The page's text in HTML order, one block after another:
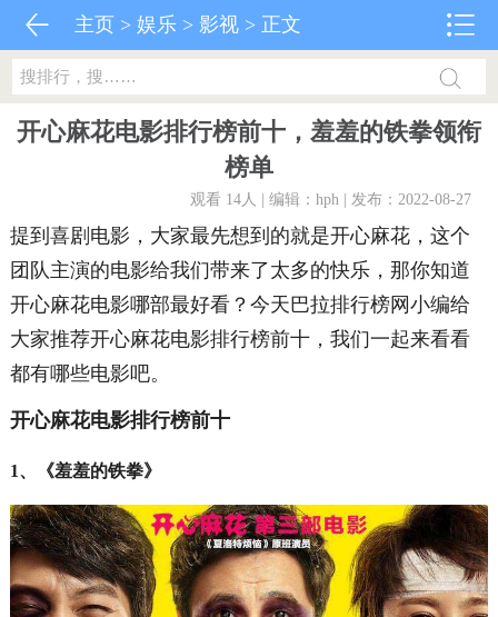
主页 >娱乐 >影视 > 正文
开心麻花电影排行榜前十，羞羞的铁拳领衔
榜单
观看 14人 | 编辑：hph | 发布：2022-08-27
提到喜剧电影，大家最先想到的就是开心麻花，这个
团队主演的电影给我们带来了太多的快乐，那你知道
开心麻花电影哪部最好看？今天巴拉排行榜网小编给
大家推荐开心麻花电影排行榜前十，我们一起来看看
都有哪些电影吧。
开心麻花电影排行榜前十
1、《羞羞的铁拳》